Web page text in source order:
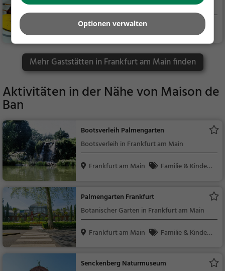
Griechisches Restaurant in Frankfurt am
Main
Frankfurt am Main
Restaurant, Griec
hisch, Gyros, Mittage
ssen, Abendessen
Mehr Gaststätten in Frankfurt am Main finden
Aktivitäten in der Nähe vonMaison de
Ban
Bootsverleih Palmengarten
Bootsverleih in Frankfurt am Main
Frankfurt am Main
Familie & Kinder,
Palmengarten Frankfurt
Botanischer Garten in Frankfurt am Main
Frankfurt am Main
Familie & Kinder,
Senckenberg Naturmuseum
Optionen verwalten